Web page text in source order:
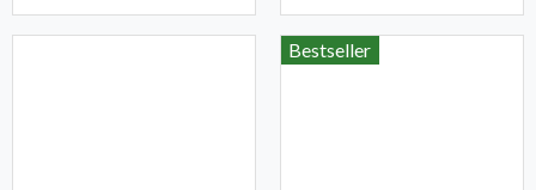
Bestseller